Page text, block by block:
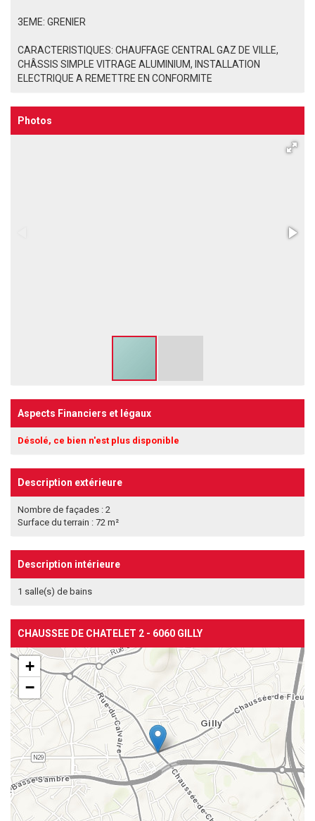
3EME: GRENIER
CARACTERISTIQUES: CHAUFFAGE CENTRAL GAZ DE VILLE,
CHÂSSIS SIMPLE VITRAGE ALUMINIUM, INSTALLATION
ELECTRIQUE A REMETTRE EN CONFORMITE
Photos
Aspects Financiers et légaux
Désolé, ce bien n'est plus disponible
Description extérieure
Nombre de façades : 2
Surface du terrain : 72 m²
Description intérieure
1 salle(s) de bains
CHAUSSEE DE CHATELET 2 - 6060 GILLY
+
−